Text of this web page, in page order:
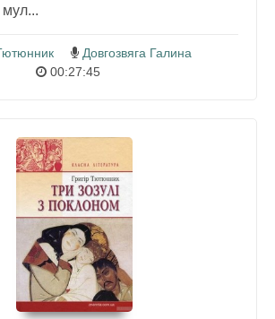
мул...
Довгозвяга Галина
00:27:45